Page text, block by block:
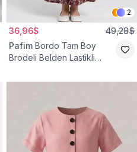
2
36,96$ 49,28$
Pafim Bordo Tam Boy
Brodeli Belden Lastikli